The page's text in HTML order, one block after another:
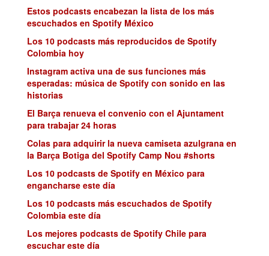
Estos podcasts encabezan la lista de los más
escuchados en Spotify México
Los 10 podcasts más reproducidos de Spotify
Colombia hoy
Instagram activa una de sus funciones más
esperadas: música de Spotify con sonido en las
historias
El Barça renueva el convenio con el Ajuntament
para trabajar 24 horas
Colas para adquirir la nueva camiseta azulgrana en
la Barça Botiga del Spotify Camp Nou #shorts
Los 10 podcasts de Spotify en México para
engancharse este día
Los 10 podcasts más escuchados de Spotify
Colombia este día
Los mejores podcasts de Spotify Chile para
escuchar este día